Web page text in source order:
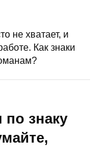
не хватает, и
Как знаки
знаку